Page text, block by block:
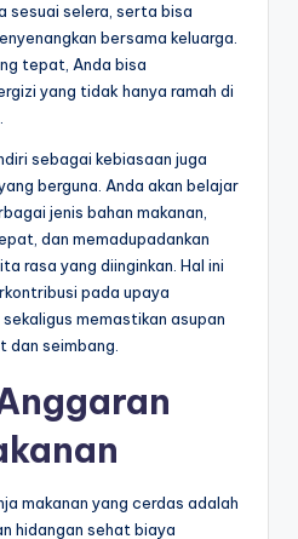
sesuai selera, serta bisa
bersama keluarga.
tepat, Anda bisa
yang tidak hanya ramah di
sebagai kebiasaan juga
berguna. Anda akan belajar
jenis bahan makanan,
dan memadupadankan
rasa yang diinginkan. Hal ini
pada upaya
memastikan asupan
dan seimbang.
makanan yang cerdas adalah
hidangan sehat biaya